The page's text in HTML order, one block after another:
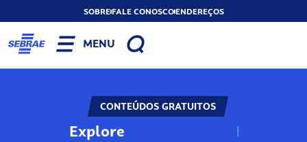
SOBREFALE CONOSCOENDEREÇOS
MENU
CONTEÚDOS GRATUITOS
Explore N